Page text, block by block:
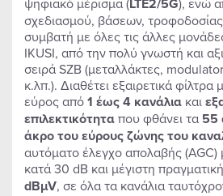
σχεδιασμού, βάσεων,
συμβατή με όλες τις άλλες
IKUSI, από την πολύ γνωστή και
σειρά SZB (μεταλλάκτες,
κ.λπ.). Διαθέτει εξαιρετικά φίλτρα
εύρος από1 έως 4 κανάλια και
επιλεκτικότηταπου φθάνει τα 55
άκρο του εύρους ζώνης του
αυτόματο έλεγχο απολαβής
κατά 30 dB και μέγιστη
dBμV, σε όλα τα κανάλια